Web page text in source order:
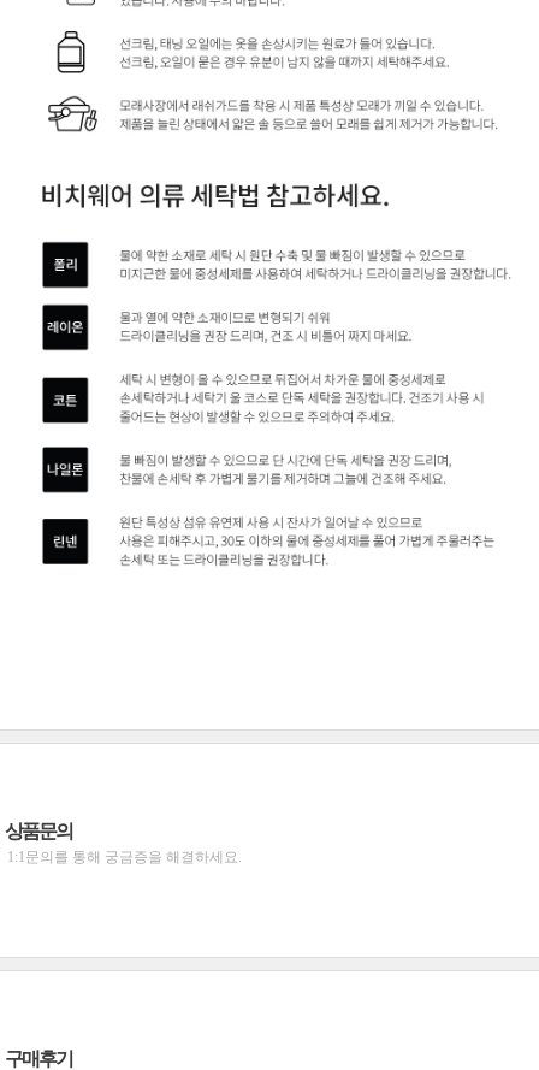
상품문의
1:1문의를 통해 궁금증을 해결하세요.
구매후기